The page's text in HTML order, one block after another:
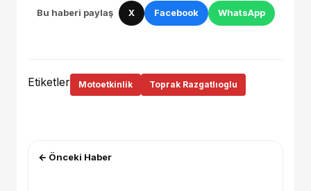
Bu haberi paylaş X Facebook WhatsApp
Etiketler Motoetkinlik Toprak Razgatlıoglu
← Önceki Haber